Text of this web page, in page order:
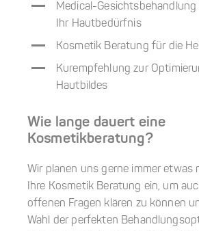
Medical-
Ihr Hautbedürfnis
Kosmetik Beratung für die
Kurempfehlung zur
Hautbildes
Wie lange dauert eine
Kosmetikberatung?
Wir planen uns gerne immer etwas
Ihre Kosmetik Beratung ein, um
offenen Fragen klären zu können
Wahl der perfekten